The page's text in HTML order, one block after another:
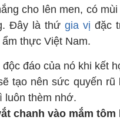
cho lên men, có
Đây là thứ gia vị đặc
ẩm thực Việt Nam.
đáo của nó khi kết
tạo nên sức quyến rũ
luôn thèm nhớ.
chanh vào mắm